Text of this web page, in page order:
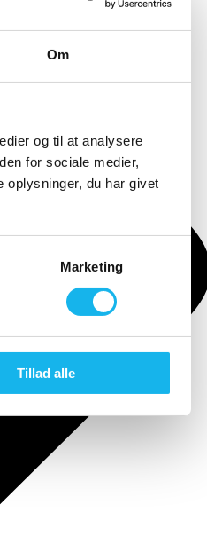
Om
og til at analysere
for sociale medier,
oplysninger, du har givet
Marketing
Tillad alle